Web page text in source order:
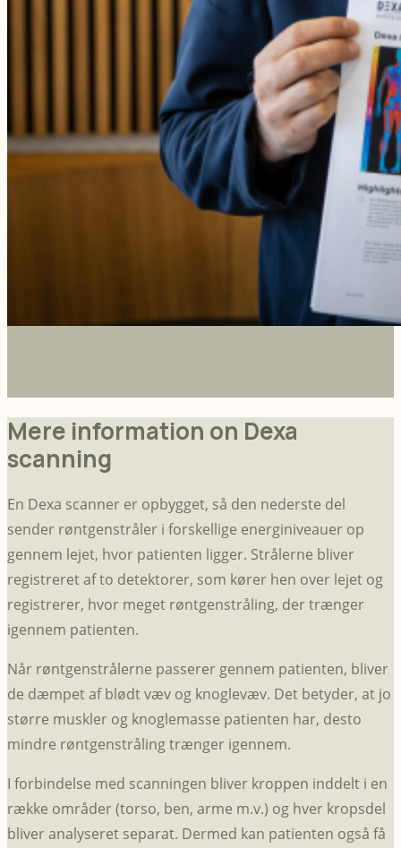
Mere information on Dexa
scanning
En Dexa scanner er opbygget, så den nederste del
sender røntgenstråler i forskellige energiniveauer op
gennem lejet, hvor patienten ligger. Strålerne bliver
registreret af to detektorer, som kører hen over lejet og
registrerer, hvor meget røntgenstråling, der trænger
igennem patienten.
Når røntgenstrålerne passerer gennem patienten, bliver
de dæmpet af blødt væv og knoglevæv. Det betyder, at jo
større muskler og knoglemasse patienten har, desto
mindre røntgenstråling trænger igennem.
I forbindelse med scanningen bliver kroppen inddelt i en
række områder (torso, ben, arme m.v.) og hver kropsdel
bliver analyseret separat. Dermed kan patienten også få